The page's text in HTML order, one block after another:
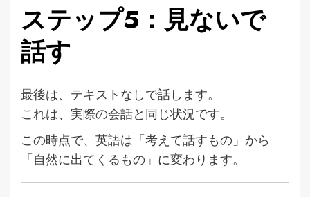
ステップ5：見ないで
話す
最後は、テキストなしで話します。
これは、実際の会話と同じ状況です。
この時点で、英語は「考えて話すもの」から
「自然に出てくるもの」に変わります。